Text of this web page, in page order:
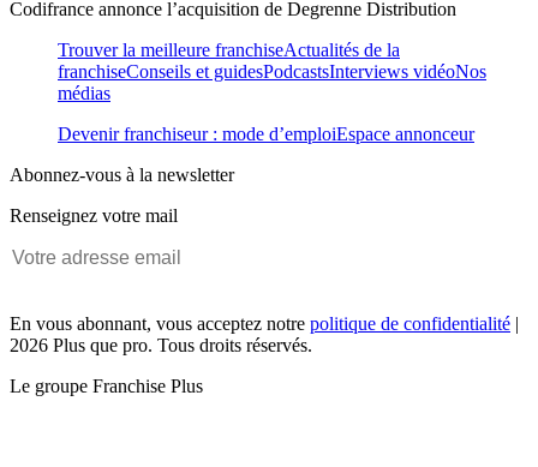
Codifrance annonce l’acquisition de Degrenne Distribution
Trouver la meilleure franchiseActualités de la
franchiseConseils et guidesPodcastsInterviews vidéoNos
médias
Devenir franchiseur : mode d’emploiEspace annonceur
Abonnez-vous à la newsletter
Renseignez votre mail
En vous abonnant, vous acceptez notre politique de confidentialité |
2026 Plus que pro. Tous droits réservés.
Le groupe Franchise Plus